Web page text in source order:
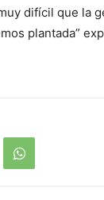
difícil que la
plantada”